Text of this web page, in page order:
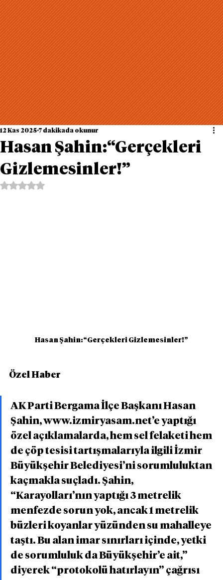
Hasan Şahin:“Gerçekleri
Gizlemesinler!”
12 Kas 2025 7 dakikada okunur
5 üzerinden NaN yıldız
Hasan Şahin:“Gerçekleri Gizlemesinler!”
Özel Haber
AK Parti Bergama İlçe Başkanı Hasan
Şahin, www.izmiryasam.net’e yaptığı
özel açıklamalarda, hem sel felaketi hem
de çöp tesisi tartışmalarıyla ilgili İzmir
Büyükşehir Belediyesi’ni sorumluluktan
kaçmakla suçladı. Şahin,
“Karayolları’nın yaptığı 3 metrelik
menfezde sorun yok, ancak 1 metrelik
büzleri koyanlar yüzünden su mahalleye
taştı. Bu alan imar sınırları içinde, yetki
de sorumluluk da Büyükşehir’e ait,”
diyerek “protokolü hatırlayın” çağrısı